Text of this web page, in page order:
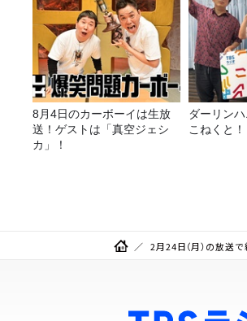
8月4日のカーボーイは生放
送！ゲストは「真空ジェシ
カ」！
ダーリン
こねくと！
2月24日（月）の放送